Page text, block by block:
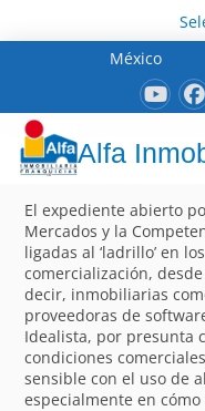
México
Alfa
El expediente abierto
Mercados y la
ligadas al ‘ladrillo’ en
comercialización,
decir, inmobiliarias
proveedoras de
Idealista, por presunta
condiciones
sensible con el uso de
especialmente en